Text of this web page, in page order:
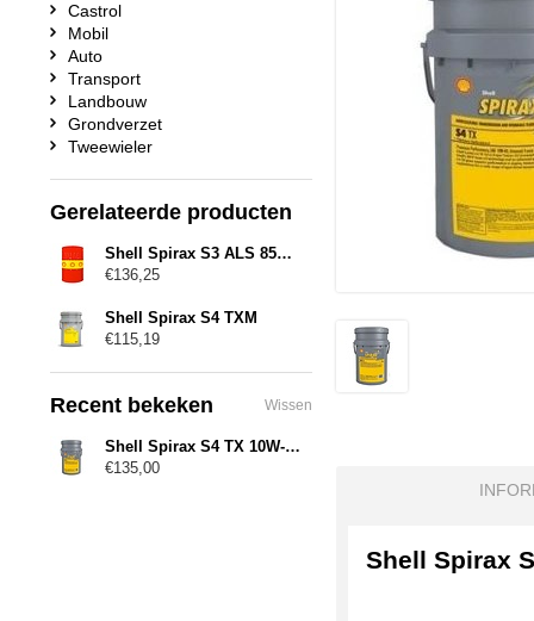
Shell Spirax
Castrol
Mobil
Auto
Transport
Landbouw
Grondverzet
Tweewieler
Gerelateerde producten
Shell Spirax S3 ALS 85W-90
€136,25
Shell Spirax S4 TXM
€115,19
Recent bekeken Wissen
Shell Spirax S4 TX 10W-40
€135,00